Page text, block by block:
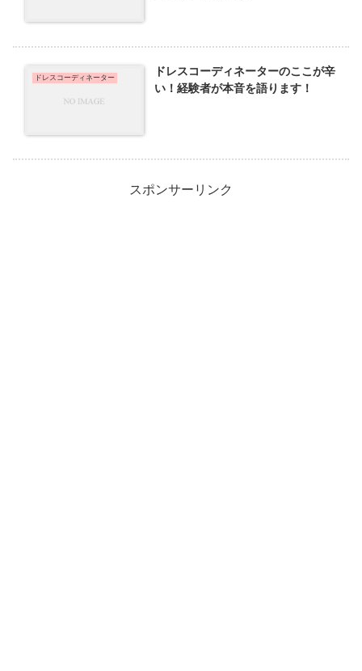
ドレスコーディネーター
ドレスコーディネーターのここが辛
い！経験者が本音を語ります！
スポンサーリンク